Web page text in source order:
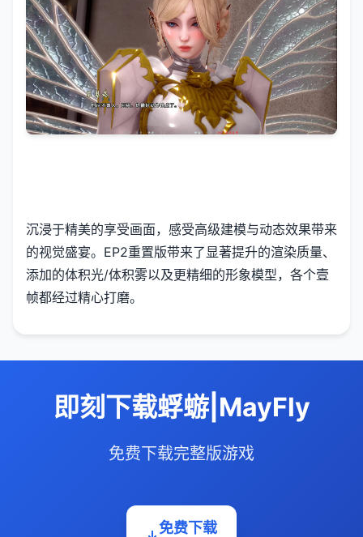
沉浸于精美的享受画面，感受高级建模与动态效果带来
的视觉盛宴。EP2重置版带来了显著提升的渲染质量、
添加的体积光/体积雾以及更精细的形象模型，各个壹
帧都经过精心打磨。
即刻下载蜉蝣|MayFly
免费下载完整版游戏
免费下载